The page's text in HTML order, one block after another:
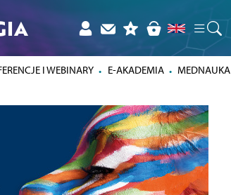
I WEBINARY E-AKADEMIA MEDNAUKA